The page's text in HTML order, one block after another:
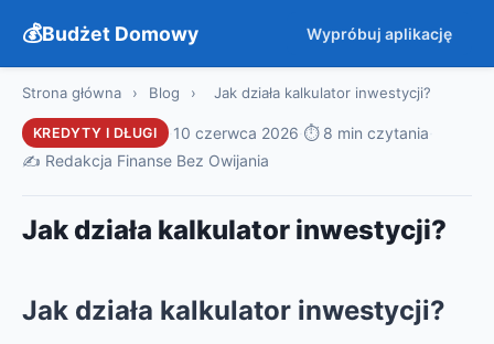
Budżet Domowy Wypróbuj aplikację
Strona główna › Blog › Jak działa kalkulator inwestycji?
KREDYTY I DŁUGI · 10 czerwca 2026 ⏱ 8 min czytania
✍️ Redakcja Finanse Bez Owijania
Jak działa kalkulator inwestycji?
Jak działa kalkulator inwestycji?